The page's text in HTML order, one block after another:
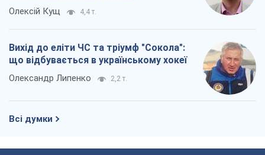
Олексій Кущ 4,4 т.
Вихід до еліти ЧС та тріумф "Сокола":
що відбувається в українському хокеї
Олександр Липенко 2,2 т.
Всі думки